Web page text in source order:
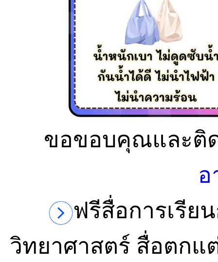
ขอขอบคุณและติ
ฟรีสื่อการเรีย
วิทยาศาสตร์ สื่อตกแ